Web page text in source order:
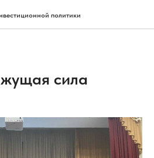
политики
сила